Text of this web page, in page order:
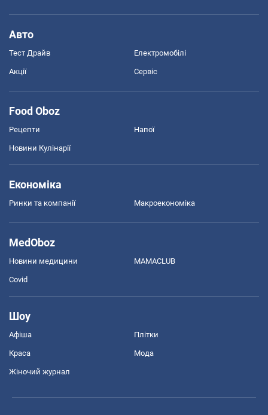
Авто
Тест Драйв Електромобілі
Акції Сервіс
Food Oboz
Рецепти Напої
Новини Кулінарії
Економіка
Ринки та компанії Макроекономіка
MedOboz
Новини медицини MAMACLUB
Covid
Шоу
Афіша Плітки
Краса Мода
Жіночий журнал